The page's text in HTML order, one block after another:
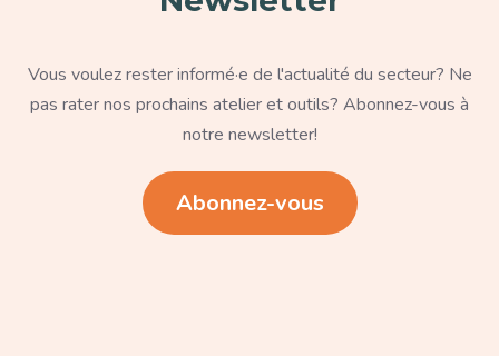
Vous voulez rester informé·e de l'actualité du secteur? Ne
pas rater nos prochains atelier et outils? Abonnez-vous à
notre newsletter!
Abonnez-vous